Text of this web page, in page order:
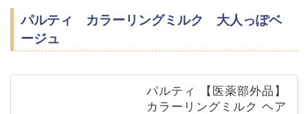
パルティ カラーリングミルク 大人っぽベ
ージュ
パルティ 【医薬部外品】
カラーリングミルク ヘア